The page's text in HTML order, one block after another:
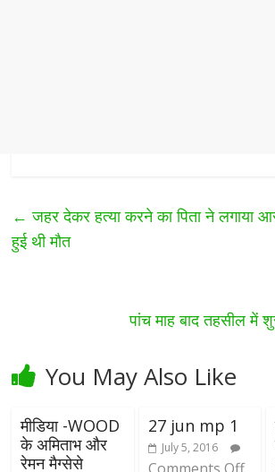
← जहर देकर हत्या करने का पिता ने लगाया
हुई थी मौत
पांच माह बाद तहसील में
You May Also Like
मीडिया -WOOD
के अमिताभ और
रेमन मैग्सेसे
27 jun mp 1
July 5, 2016